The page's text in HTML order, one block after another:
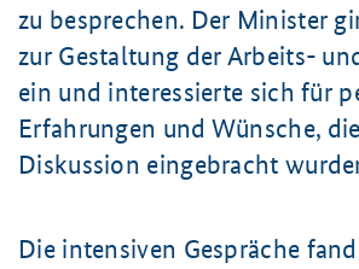
zu besprechen. Der Minister
zur Gestaltung der Arbeits-
ein und interessierte sich für
Erfahrungen und Wünsche,
Diskussion eingebracht
Die intensiven Gespräche